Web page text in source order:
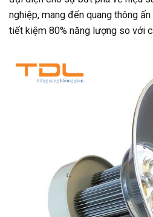
nghiệp, mang đến quang thông
tiết kiệm 80% năng lượng so với